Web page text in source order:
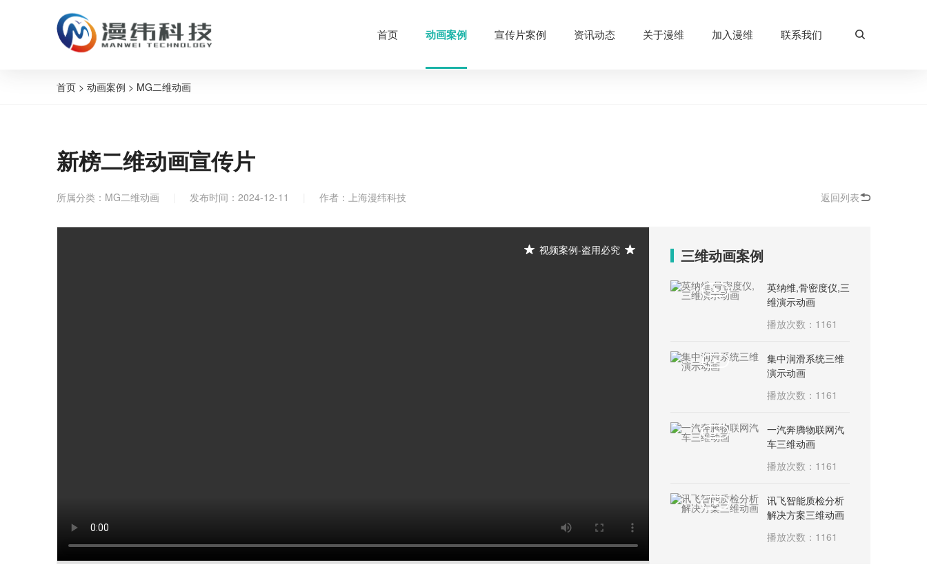
首页 动画案例 宣传片案例 资讯动态 关于漫维 加入漫维 联系我们
首页 > 动画案例 > MG二维动画
新榜二维动画宣传片
所属分类： MG二维动画 发布时间：2024-12-11 作者：上海漫纬科技 返回列表
视频案例-盗用必究 三维动画案例
英纳维,骨密度仪,三
维演示动画
播放次数：1161
集中润滑系统三维
演示动画
播放次数：1161
一汽奔腾物联网汽
车三维动画
播放次数：1161
讯飞智能质检分析
解决方案三维动画
播放次数：1161